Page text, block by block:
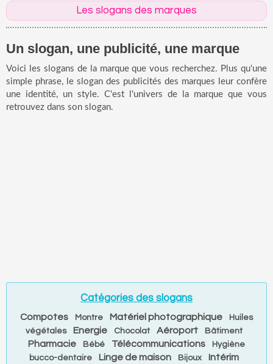
Les slogans des marques
Un slogan, une publicité, une marque
Voici les slogans de la marque que vous recherchez. Plus qu'une
simple phrase, le slogan des publicités des marques leur confère
une identité, un style. C'est l'univers de la marque que vous
retrouvez dans son slogan.
Catégories des slogans
Compotes Montre Matériel photographique
Huiles
végétales
Energie Chocolat Aéroport Bâtiment
Pharmacie Bébé Télécommunications
Hygiène
bucco-dentaire
Linge de maison Bijoux Intérim